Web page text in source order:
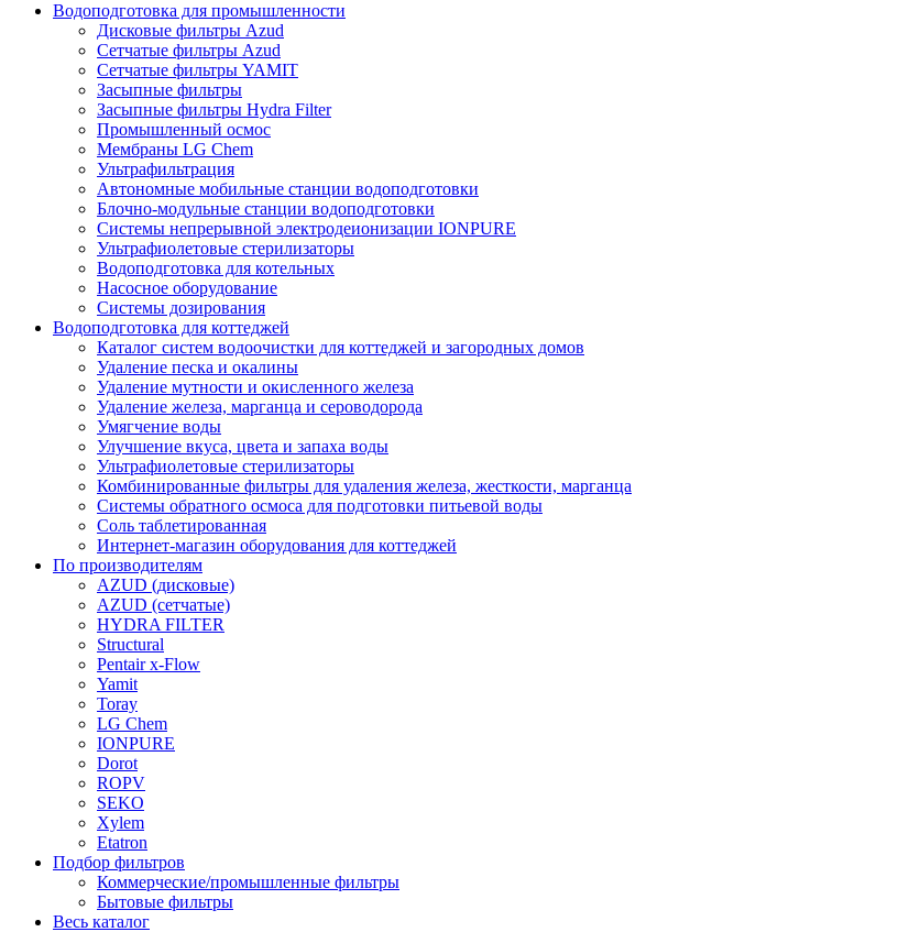
Водоподготовка для промышленности
Дисковые фильтры Azud
Сетчатые фильтры Azud
Сетчатые фильтры YAMIT
Засыпные фильтры
Засыпные фильтры Hydra Filter
Промышленный осмос
Мембраны LG Chem
Ультрафильтрация
Автономные мобильные станции водоподготовки
Блочно-модульные станции водоподготовки
Системы непрерывной электродеионизации IONPURE
Ультрафиолетовые стерилизаторы
Водоподготовка для котельных
Насосное оборудование
Системы дозирования
Водоподготовка для коттеджей
Каталог систем водоочистки для коттеджей и загородных домов
Удаление песка и окалины
Удаление мутности и окисленного железа
Удаление железа, марганца и сероводорода
Умягчение воды
Улучшение вкуса, цвета и запаха воды
Ультрафиолетовые стерилизаторы
Комбинированные фильтры для удаления железа, жесткости, марганца
Системы обратного осмоса для подготовки питьевой воды
Соль таблетированная
Интернет-магазин оборудования для коттеджей
По производителям
AZUD (дисковые)
AZUD (сетчатые)
HYDRA FILTER
Structural
Pentair x-Flow
Yamit
Toray
LG Chem
IONPURE
Dorot
ROPV
SEKO
Xylem
Etatron
Подбор фильтров
Коммерческие/промышленные фильтры
Бытовые фильтры
Весь каталог